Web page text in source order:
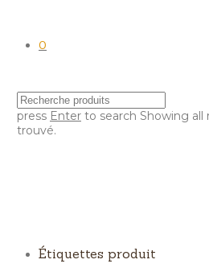
0
press Enterto search Showing all
trouvé.
Étiquettes produit